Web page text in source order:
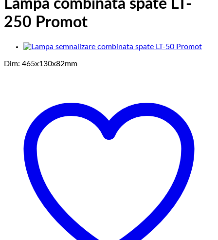
Lampa combinata spate LT-
250 Promot
Dim: 465x130x82mm